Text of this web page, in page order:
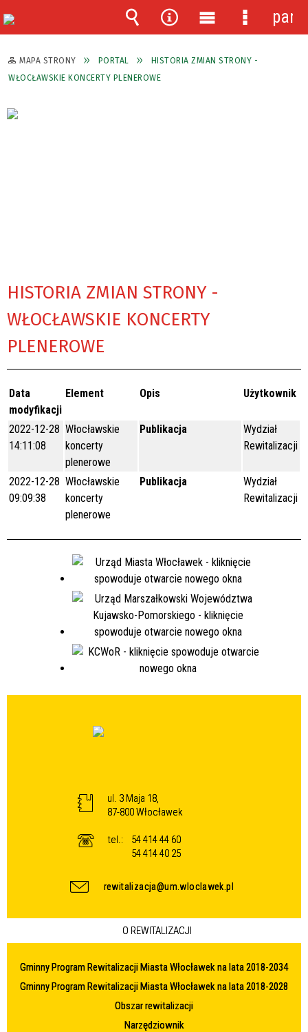
MAPA STRONY PORTAL
HISTORIA ZMIAN STRONY -
WŁOCŁAWSKIE KONCERTY PLENEROWE
HISTORIA ZMIAN STRONY -
WŁOCŁAWSKIE KONCERTY
PLENEROWE
Data
modyfikacji
Element Opis Użytkownik
2022-12-28
14:11:08
Włocławskie
koncerty
plenerowe
Publikacja
Wydział
Rewitalizacji
2022-12-28
09:09:38
Włocławskie
koncerty
plenerowe
Publikacja
Wydział
Rewitalizacji
ul. 3 Maja 18,
87-800 Włocławek
tel.:
54 414 44 60
54 414 40 25
rewitalizacja@um.wloclawek.pl
O REWITALIZACJI
Gminny Program Rewitalizacji Miasta Włocławek na lata 2018-2034
Gminny Program Rewitalizacji Miasta Włocławek na lata 2018-2028
Obszar rewitalizacji
Narzędziownik
Wyszukiwarka
Narzędzia
Menu
główne
Menu